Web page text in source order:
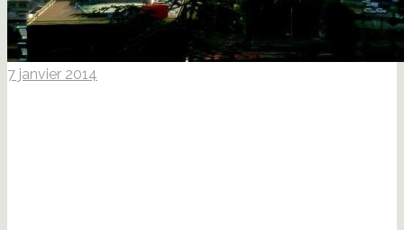
7 janvier 2014